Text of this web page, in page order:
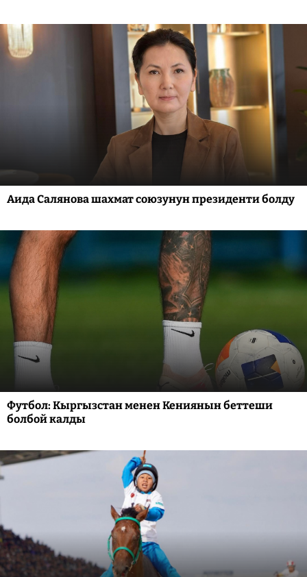
Аида Салянова шахмат союзунун президенти болду
Футбол: Кыргызстан менен Кениянын беттеши
болбой калды